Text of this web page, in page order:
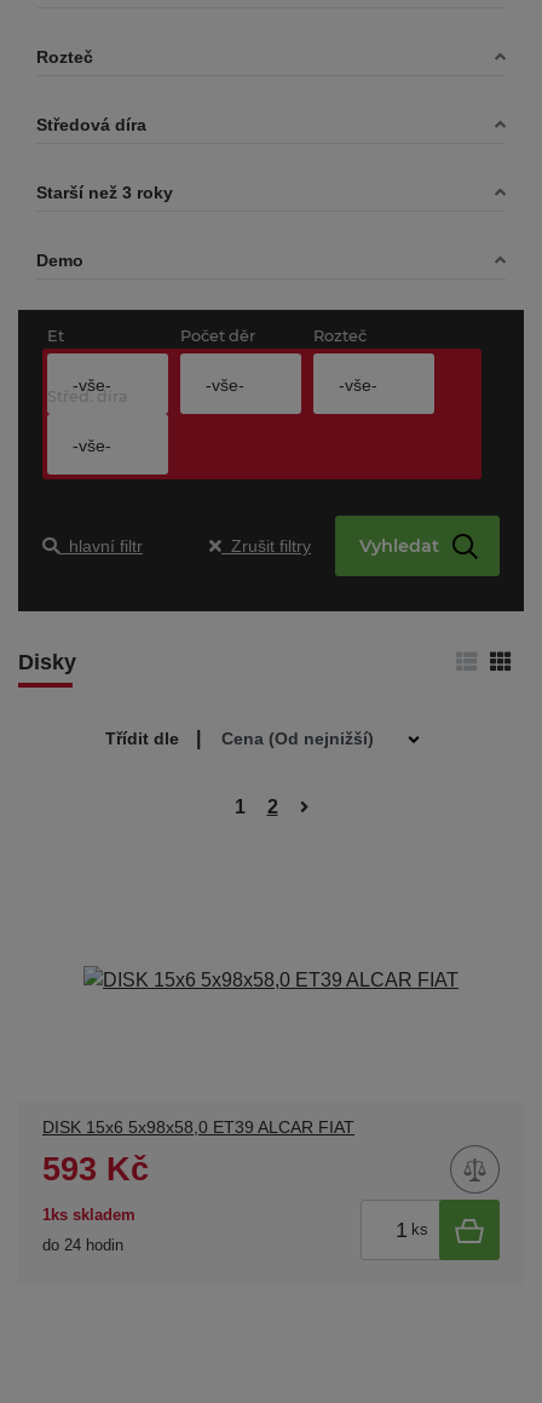
Rozteč
Středová díra
Starší než 3 roky
Demo
Et
-vše-
Počet děr
-vše-
Rozteč
-vše-
Střed. díra
-vše-
hlavní filtr Zrušit filtry Vyhledat
Disky
Třídit dle
1 2
DISK 15x6 5x98x58,0 ET39 ALCAR FIAT
593 Kč
1ks skladem
do 24 hodin
ks